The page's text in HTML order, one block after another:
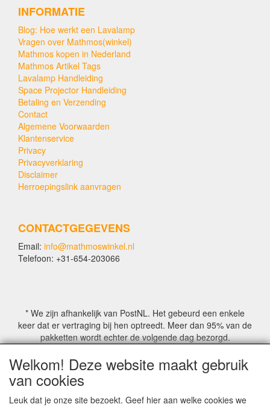
INFORMATIE
Blog: Hoe werkt een Lavalamp
Vragen over Mathmos(winkel)
Mathmos kopen in Nederland
Mathmos Artikel Tags
Lavalamp Handleiding
Space Projector Handleiding
Betaling en Verzending
Contact
Algemene Voorwaarden
Klantenservice
Privacy
Privacyverklaring
Disclaimer
Herroepingslink aanvragen
CONTACTGEGEVENS
Email: info@mathmoswinkel.nl
Telefoon: +31-654-203066
* We zijn afhankelijk van PostNL. Het gebeurd een enkele
keer dat er vertraging bij hen optreedt. Meer dan 95% van de
pakketten wordt echter de volgende dag bezorgd.
© COPYRIGHT by Mathmoswinkel.nl
Site Name, Ownership and Design Copyright by
Mathmoswinkel.nl
Welkom! Deze website maakt gebruik
van cookies
Leuk dat je onze site bezoekt. Geef hier aan welke cookies we